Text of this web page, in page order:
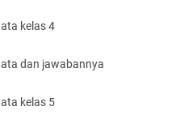
kelas 4
dan jawabannya
kelas 5